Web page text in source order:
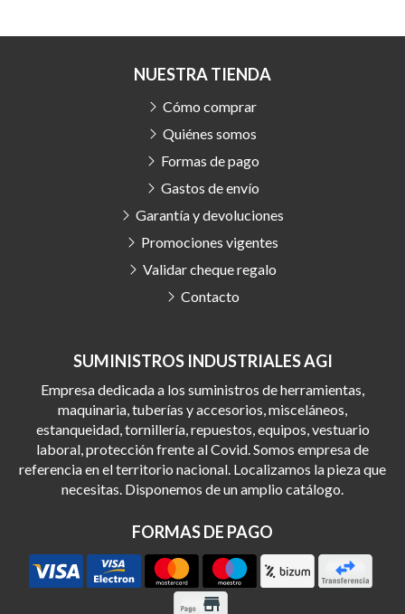
SUMINISTROS INDUSTRIALES AGI
Empresa dedicada a los suministros de herramientas,
maquinaria, tuberías y accesorios, misceláneos,
estanqueidad, tornillería, repuestos, equipos, vestuario
laboral, protección frente al Covid. Somos empresa de
referencia en el territorio nacional. Localizamos la pieza que
necesitas. Disponemos de un amplio catálogo.
FORMAS DE PAGO
NUESTRA TIENDA
Cómo comprar
Quiénes somos
Formas de pago
Gastos de envío
Garantía y devoluciones
Promociones vigentes
Validar cheque regalo
Contacto